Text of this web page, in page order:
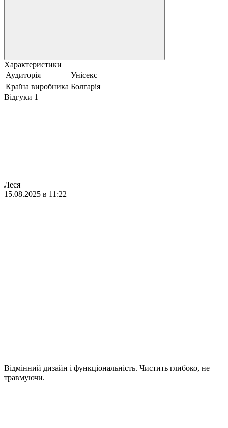
Характеристики
Аудиторія
Унісекс
Країна виробника Болгарія
Відгуки 1
Леся
15.08.2025 в 11:22
Відмінний дизайн і функціональність. Чистить глибоко, не
травмуючи.